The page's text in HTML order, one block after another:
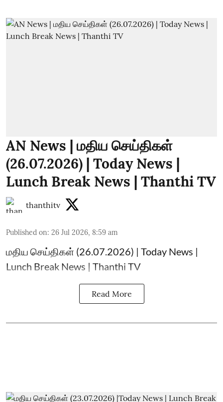
AN News | மதிய செய்திகள்
(26.07.2026) | Today News |
Lunch Break News | Thanthi TV
thanthitv
Published on: 26 Jul 2026, 8:59 am
மதிய செய்திகள் (26.07.2026) | Today News |
Lunch Break News | Thanthi TV
Read More